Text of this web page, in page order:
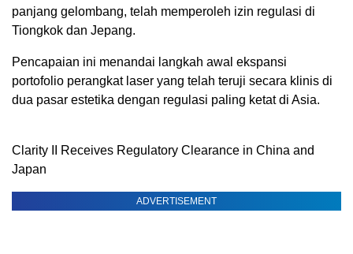
panjang gelombang, telah memperoleh izin regulasi di
Tiongkok dan Jepang.
Pencapaian ini menandai langkah awal ekspansi
portofolio perangkat laser yang telah teruji secara klinis di
dua pasar estetika dengan regulasi paling ketat di Asia.
Clarity II Receives Regulatory Clearance in China and
Japan
ADVERTISEMENT